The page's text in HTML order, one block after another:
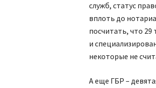
служб, статус
вплоть до
посчитать, что 29
и
некоторые не
А еще ГБР –